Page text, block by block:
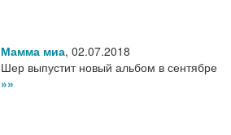
Мамма миа, 02.07.2018
Шер выпустит новый альбом в сентябре
»»